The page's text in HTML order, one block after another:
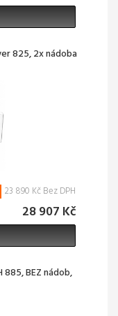
825, 2x nádoba
23 890 Kč Bez DPH
28 907 Kč
BEZ nádob,